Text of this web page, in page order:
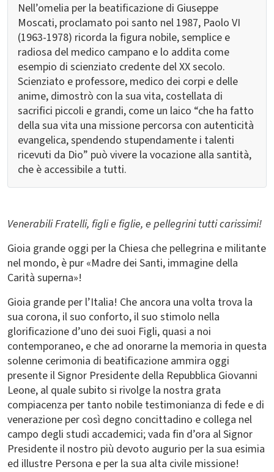
Nell’omelia per la beatificazione di Giuseppe
Moscati, proclamato poi santo nel 1987, Paolo VI
(1963-1978) ricorda la figura nobile, semplice e
radiosa del medico campano e lo addita come
esempio di scienziato credente del XX secolo.
Scienziato e professore, medico dei corpi e delle
anime, dimostrò con la sua vita, costellata di
sacrifici piccoli e grandi, come un laico “che ha fatto
della sua vita una missione percorsa con autenticità
evangelica, spendendo stupendamente i talenti
ricevuti da Dio” può vivere la vocazione alla santità,
che è accessibile a tutti.
Venerabili Fratelli, figli e figlie, e pellegrini tutti carissimi!
Gioia grande oggi per la Chiesa che pellegrina e militante
nel mondo, è pur «Madre dei Santi, immagine della
Carità superna»!
Gioia grande per l’Italia! Che ancora una volta trova la
sua corona, il suo conforto, il suo stimolo nella
glorificazione d’uno dei suoi Figli, quasi a noi
contemporaneo, e che ad onorarne la memoria in questa
solenne cerimonia di beatificazione ammira oggi
presente il Signor Presidente della Repubblica Giovanni
Leone, al quale subito si rivolge la nostra grata
compiacenza per tanto nobile testimonianza di fede e di
venerazione per così degno concittadino e collega nel
campo degli studi accademici; vada fin d’ora al Signor
Presidente il nostro più devoto augurio per la sua esimia
ed illustre Persona e per la sua alta civile missione!